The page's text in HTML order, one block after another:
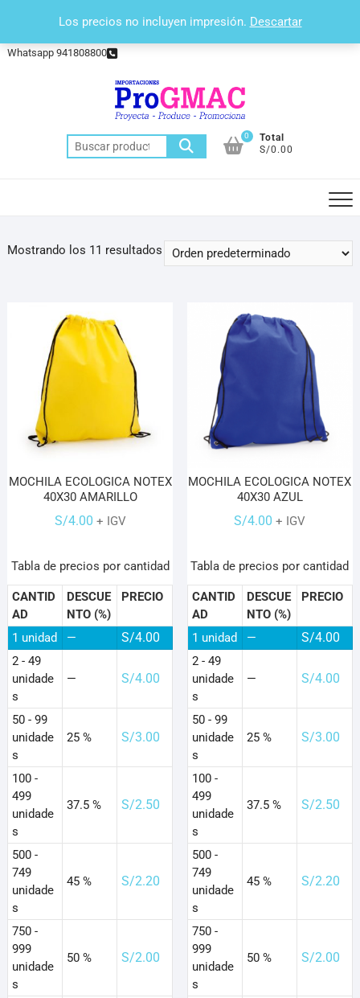
Los precios no incluyen impresión. Descartar
contenido
(+511) 388 – 4433
Whatsapp 941808800
Buscar
por:
0
Total
S/0.00
Mostrando los 11 resultados
MOCHILA ECOLOGICA NOTEX
40X30 AMARILLO
S/4.00 + IGV
Tabla de precios por cantidad
CANTID
AD
DESCUE
NTO (%)
PRECIO
1 unidad — S/4.00
2 - 49
unidade
s
— S/4.00
50 - 99
unidade
s
25 % S/3.00
100 -
499
unidade
s
37.5 % S/2.50
500 -
749
unidade
s
45 % S/2.20
750 -
999
unidade
s
50 % S/2.00
MOCHILA ECOLOGICA NOTEX
40X30 AZUL
S/4.00 + IGV
Tabla de precios por cantidad
CANTID
AD
DESCUE
NTO (%)
PRECIO
1 unidad — S/4.00
2 - 49
unidade
s
— S/4.00
50 - 99
unidade
s
25 % S/3.00
100 -
499
unidade
s
37.5 % S/2.50
500 -
749
unidade
s
45 % S/2.20
750 -
999
unidade
s
50 % S/2.00